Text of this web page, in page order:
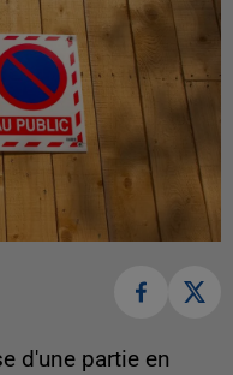
d'une partie en